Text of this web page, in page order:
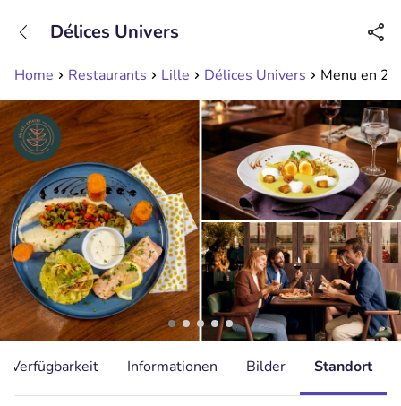
Erreichbar bis 23:00 Uhr (max 0,09€/Min)
Home Restaurants Lille Délices Univers Menu en 2
Délices Univers
Verfügbarkeit Informationen Bilder Standort